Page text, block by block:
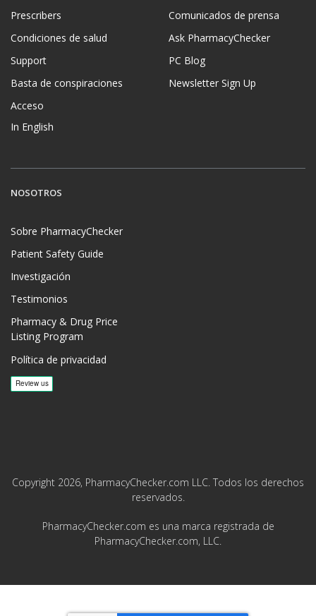
Prescribers
Condiciones de salud
Support
Basta de conspiraciones
Acceso
In English
Comunicados de prensa
Ask PharmacyChecker
PC Blog
Newsletter Sign Up
NOSOTROS
Sobre PharmacyChecker
Patient Safety Guide
Investigación
Testimonios
Pharmacy & Drug Price
Listing Program
Política de privacidad
Copyright 2026, PharmacyChecker.com LLC. Todos los derechos
reservados.
PharmacyChecker.com es una marca registrada de
PharmacyChecker.com, LLC.